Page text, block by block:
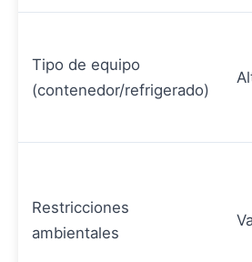
Tipo de equipo
(contenedor/refrigerado)
Restricciones
ambientales